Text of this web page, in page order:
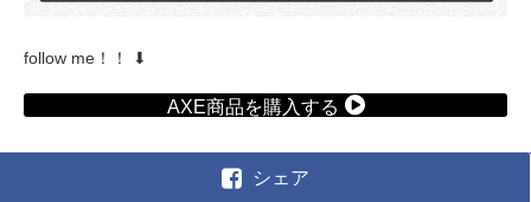
follow me！！ ⬇︎
AXE商品を購入する
シェア